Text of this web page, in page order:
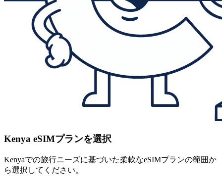
Kenya eSIMプランを選択
Kenyaでの旅行ニーズに基づいた柔軟なeSIMプランの範囲か
ら選択してください。